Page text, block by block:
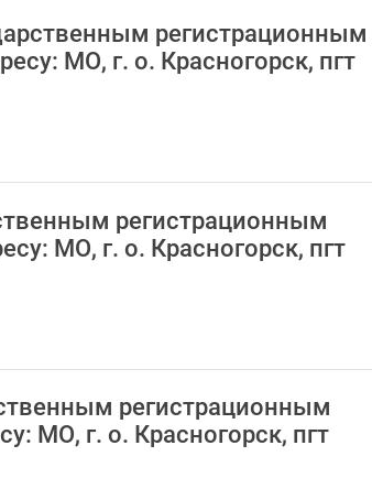
регистрационным
МО, г. о. Красногорск, пгт
регистрационным
МО, г. о. Красногорск, пгт
регистрационным
МО, г. о. Красногорск, пгт